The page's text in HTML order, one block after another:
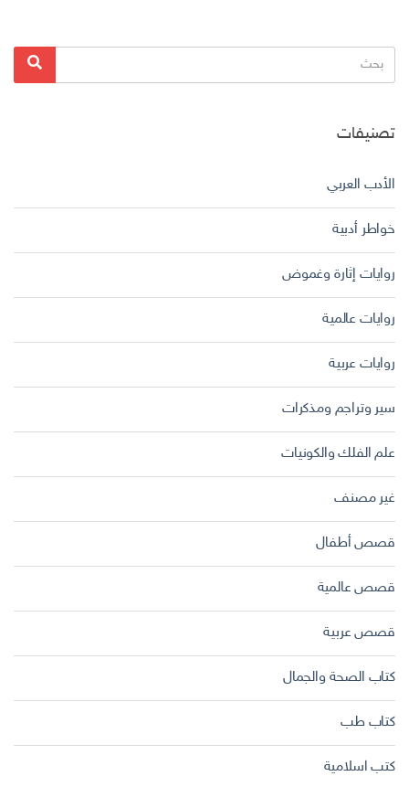
البحث
عن:
بحث
تصنيفات
الأدب العربي
خواطر أدبية
روايات إثارة وغموض
روايات عالمية
روايات عربية
سير وتراجم ومذكرات
علم الفلك والكونيات
غير مصنف
قصص أطفال
قصص عالمية
قصص عربية
كتاب الصحة والجمال
كتاب طب
كتب اسلامية